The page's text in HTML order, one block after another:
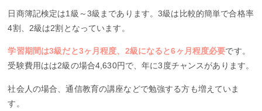
日商簿記検定は1級～3級まであります。3級は比較的簡単で合格率
4割、2級は2割となっています。
学習期間は3級だと3ヶ月程度、2級になると6ヶ月程度必要です。
受験費用はは2級の場合4,630円で、年に3度チャンスがあります。
社会人の場合、通信教育の講座などで勉強する方も増えていま
す。